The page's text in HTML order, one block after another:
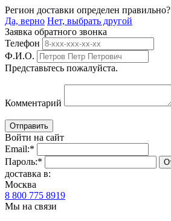
Регион доставки определен правильно?
Да, верно Нет, выбрать другой
Заявка обратного звонка
Телефон
Ф.И.О.
Представьтесь пожалуйста.
Комментарий
Войти на сайт
Email:*
Пароль:*
доставка в:
Москва
8 800 775 8919
Мы на связи